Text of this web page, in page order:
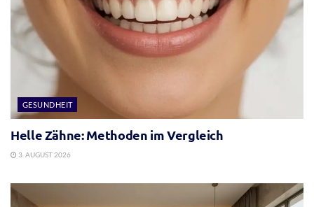
GESUNDHEIT
Helle Zähne: Methoden im Vergleich
3. AUGUST 2026